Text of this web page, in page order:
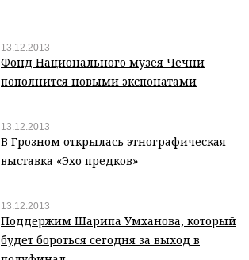
13.12.2013
Фонд Национального музея Чечни
пополнится новыми экспонатами
13.12.2013
В Грозном открылась этнографическая
выставка «Эхо предков»
13.12.2013
Поддержим Шарипа Умханова, который
будет бороться сегодня за выход в